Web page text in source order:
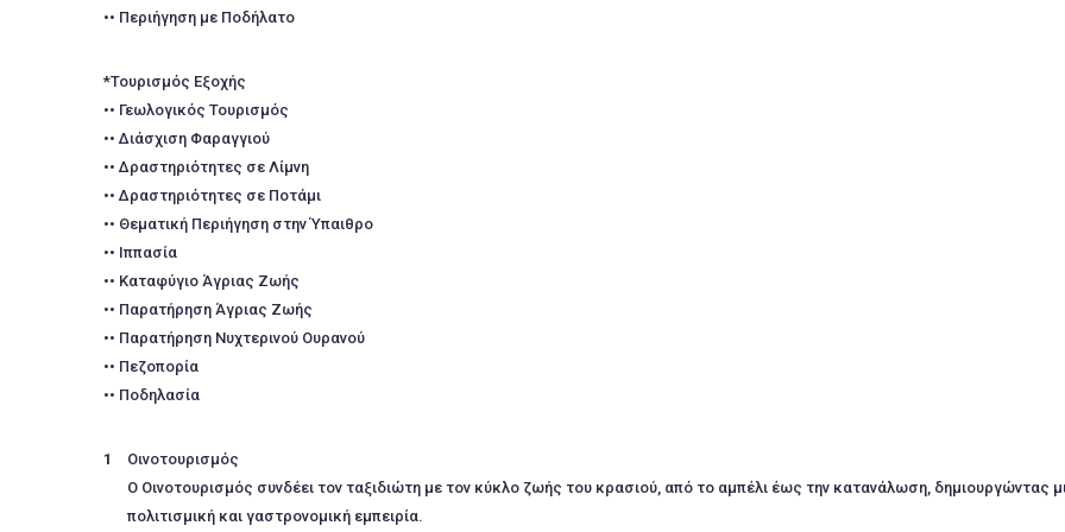
•• Περιήγηση με Ποδήλατο
*Τουρισμός Εξοχής
•• Γεωλογικός Τουρισμός
•• Διάσχιση Φαραγγιού
•• Δραστηριότητες σε Λίμνη
•• Δραστηριότητες σε Ποτάμι
•• Θεματική Περιήγηση στην Ύπαιθρο
•• Ιππασία
•• Καταφύγιο Άγριας Ζωής
•• Παρατήρηση Άγριας Ζωής
•• Παρατήρηση Νυχτερινού Ουρανού
•• Πεζοπορία
•• Ποδηλασία
Οινοτουρισμός
Ο Οινοτουρισμός συνδέει τον ταξιδιώτη με τον κύκλο ζωής του κρασιού, από το αμπέλι έως την κατανάλωση, δημιουργώντας
πολιτισμική και γαστρονομική εμπειρία.